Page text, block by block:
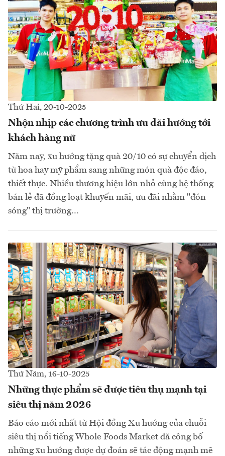
Thứ Hai, 20-10-2025
Nhộn nhịp các chương trình ưu đãi hướng tới
khách hàng nữ
Năm nay, xu hướng tặng quà 20/10 có sự chuyển dịch
từ hoa hay mỹ phẩm sang những món quà độc đáo,
thiết thực. Nhiều thương hiệu lớn nhỏ cùng hệ thống
bán lẻ đã đồng loạt khuyến mãi, ưu đãi nhằm "đón
sóng" thị trường…
Thứ Năm, 16-10-2025
Những thực phẩm sẽ được tiêu thụ mạnh tại
siêu thị năm 2026
Báo cáo mới nhất từ Hội đồng Xu hướng của chuỗi
siêu thị nổi tiếng Whole Foods Market đã công bố
những xu hướng được dự đoán sẽ tác động mạnh mẽ